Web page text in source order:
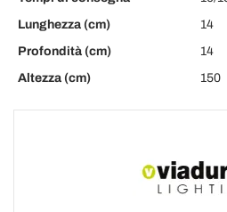
Lunghezza (cm)
14
Profondità (cm)
14
Altezza (cm)
150